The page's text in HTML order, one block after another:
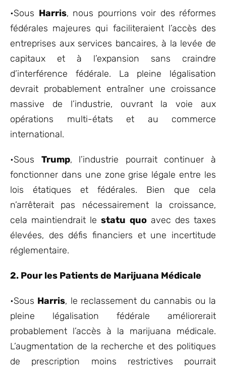
•Sous Harris, nous pourrions voir des réformes
fédérales majeures qui faciliteraient l’accès des
entreprises aux services bancaires, à la levée de
capitaux et à l’expansion sans craindre
d’interférence fédérale. La pleine légalisation
devrait probablement entraîner une croissance
massive de l’industrie, ouvrant la voie aux
opérations multi-états et au commerce
international.
•Sous Trump, l’industrie pourrait continuer à
fonctionner dans une zone grise légale entre les
lois étatiques et fédérales. Bien que cela
n’arrêterait pas nécessairement la croissance,
cela maintiendrait lestatu quoavec des taxes
élevées, des défis financiers et une incertitude
réglementaire.
2. Pour les Patients de Marijuana Médicale
•Sous Harris, le reclassement du cannabis ou la
pleine légalisation fédérale améliorerait
probablement l’accès à la marijuana médicale.
L’augmentation de la recherche et des politiques
de prescription moins restrictives pourrait